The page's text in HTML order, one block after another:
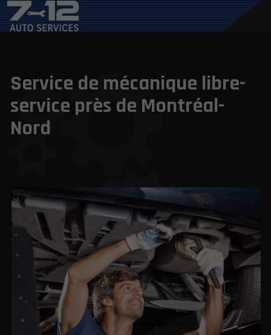
Service de mécanique libre-
service près de Montréal-
Nord